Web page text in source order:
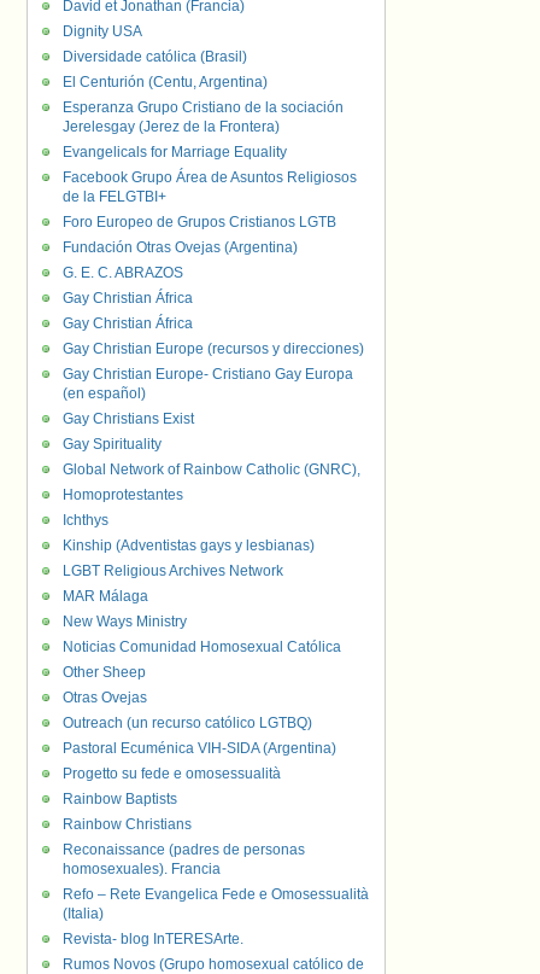
David et Jonathan (Francia)
Dignity USA
Diversidade católica (Brasil)
El Centurión (Centu, Argentina)
Esperanza Grupo Cristiano de la sociación
Jerelesgay (Jerez de la Frontera)
Evangelicals for Marriage Equality
Facebook Grupo Área de Asuntos Religiosos
de la FELGTBI+
Foro Europeo de Grupos Cristianos LGTB
Fundación Otras Ovejas (Argentina)
G. E. C. ABRAZOS
Gay Christian África
Gay Christian África
Gay Christian Europe (recursos y direcciones)
Gay Christian Europe- Cristiano Gay Europa
(en español)
Gay Christians Exist
Gay Spirituality
Global Network of Rainbow Catholic (GNRC),
Homoprotestantes
Ichthys
Kinship (Adventistas gays y lesbianas)
LGBT Religious Archives Network
MAR Málaga
New Ways Ministry
Noticias Comunidad Homosexual Católica
Other Sheep
Otras Ovejas
Outreach (un recurso católico LGTBQ)
Pastoral Ecuménica VIH-SIDA (Argentina)
Progetto su fede e omosessualità
Rainbow Baptists
Rainbow Christians
Reconaissance (padres de personas
homosexuales). Francia
Refo – Rete Evangelica Fede e Omosessualità
(Italia)
Revista- blog InTERESArte.
Rumos Novos (Grupo homosexual católico de